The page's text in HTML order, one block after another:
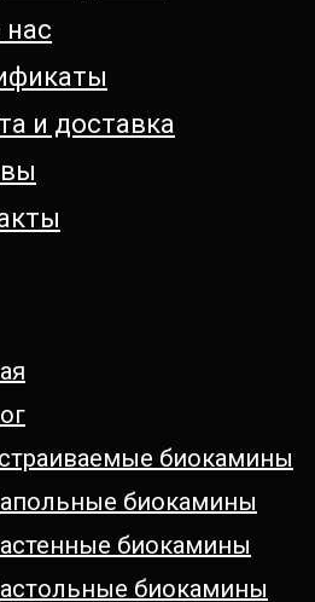
нас
и доставка
биокамины
биокамины
биокамины
биокамины